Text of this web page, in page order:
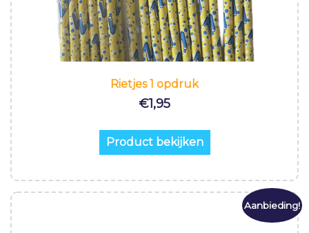
Rietjes 1 opdruk
€1,95
Product bekijken
Aanbieding!